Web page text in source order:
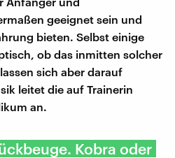
geeignet sein und
bieten. Selbst einige
ob das inmitten solcher
sich aber darauf
leitet die auf Trainerin
an.
Kobra oder